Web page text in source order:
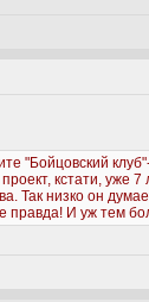
"Бойцовский
кстати, уже 7
Так низко он
правда! И уж тем